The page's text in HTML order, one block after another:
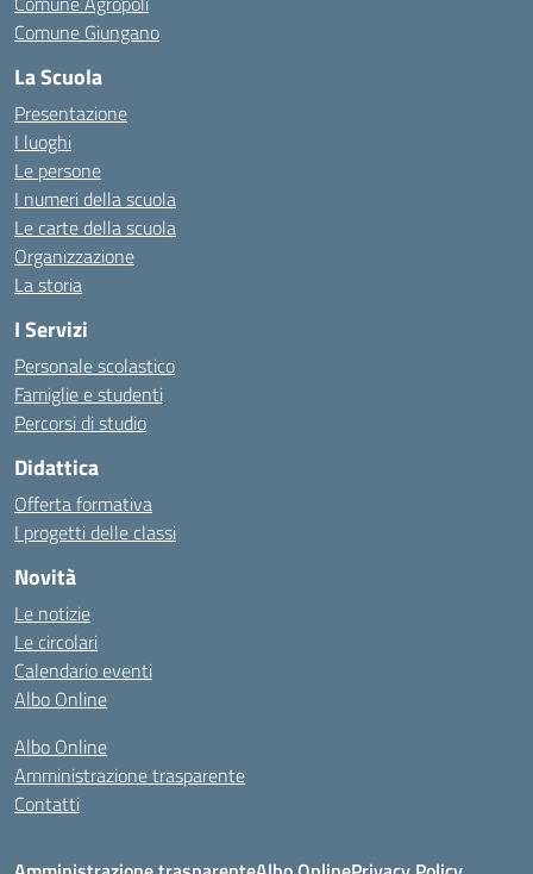
Comune Giungano
La Scuola
Presentazione
I luoghi
Le persone
I numeri della scuola
Le carte della scuola
Organizzazione
La storia
I Servizi
Personale scolastico
Famiglie e studenti
Percorsi di studio
Didattica
Offerta formativa
I progetti delle classi
Novità
Le notizie
Le circolari
Calendario eventi
Albo Online
Albo Online
Amministrazione trasparente
Contatti